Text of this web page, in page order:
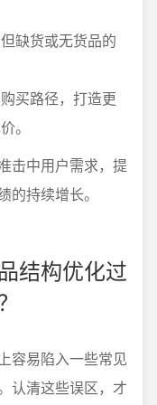
缺货或无货品的
买路径，打造更
。
击中用户需求，提
持续增长。
结构优化过
容易陷入一些常见
认清这些误区，才